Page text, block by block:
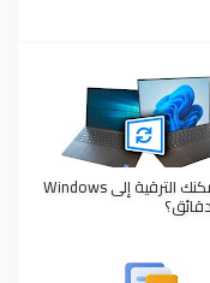
كيف يمكنك الترقية إلى Windows